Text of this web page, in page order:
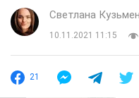
Светлана
10.11.2021 11:15
21